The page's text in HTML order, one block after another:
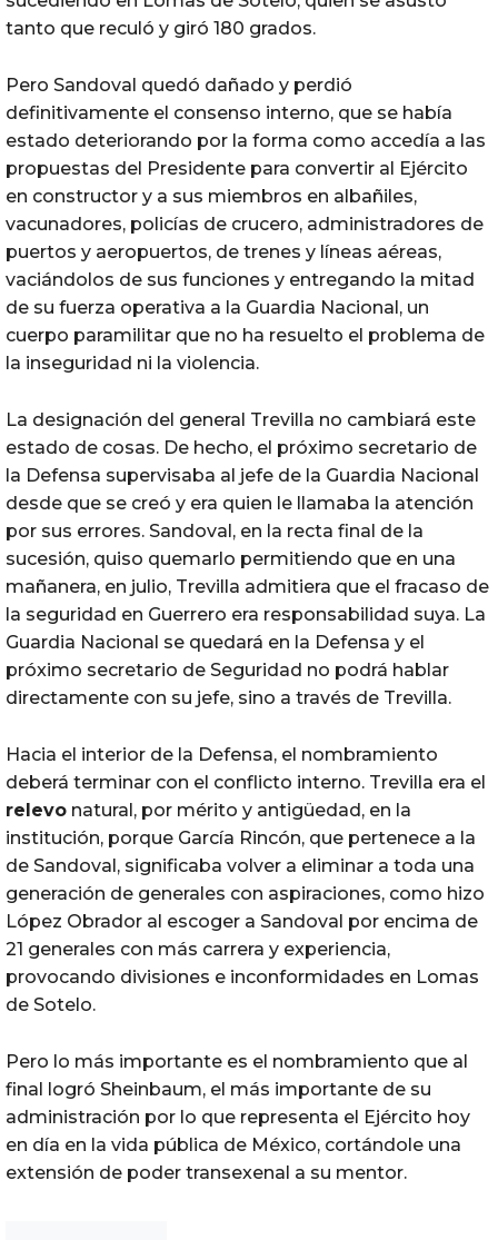
tanto que reculó y giró 180 grados.
Pero Sandoval quedó dañado y perdió
definitivamente el consenso interno, que se había
estado deteriorando por la forma como accedía a las
propuestas del Presidente para convertir al Ejército
en constructor y a sus miembros en albañiles,
vacunadores, policías de crucero, administradores de
puertos y aeropuertos, de trenes y líneas aéreas,
vaciándolos de sus funciones y entregando la mitad
de su fuerza operativa a la Guardia Nacional, un
cuerpo paramilitar que no ha resuelto el problema de
la inseguridad ni la violencia.
La designación del general Trevilla no cambiará este
estado de cosas. De hecho, el próximo secretario de
la Defensa supervisaba al jefe de la Guardia Nacional
desde que se creó y era quien le llamaba la atención
por sus errores. Sandoval, en la recta final de la
sucesión, quiso quemarlo permitiendo que en una
mañanera, en julio, Trevilla admitiera que el fracaso de
la seguridad en Guerrero era responsabilidad suya. La
Guardia Nacional se quedará en la Defensa y el
próximo secretario de Seguridad no podrá hablar
directamente con su jefe, sino a través de Trevilla.
Hacia el interior de la Defensa, el nombramiento
deberá terminar con el conflicto interno. Trevilla era el
relevo natural, por mérito y antigüedad, en la
institución, porque García Rincón, que pertenece a la
de Sandoval, significaba volver a eliminar a toda una
generación de generales con aspiraciones, como hizo
López Obrador al escoger a Sandoval por encima de
21 generales con más carrera y experiencia,
provocando divisiones e inconformidades en Lomas
de Sotelo.
Pero lo más importante es el nombramiento que al
final logró Sheinbaum, el más importante de su
administración por lo que representa el Ejército hoy
en día en la vida pública de México, cortándole una
extensión de poder transexenal a su mentor.